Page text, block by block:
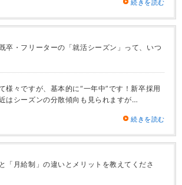
続きを読む
卒・フリーターの「就活シーズン」って、いつ
様々ですが、基本的に“一年中”です！新卒採用
はシーズンの分散傾向も見られますが…
続きを読む
「月給制」の違いとメリットを教えてくださ